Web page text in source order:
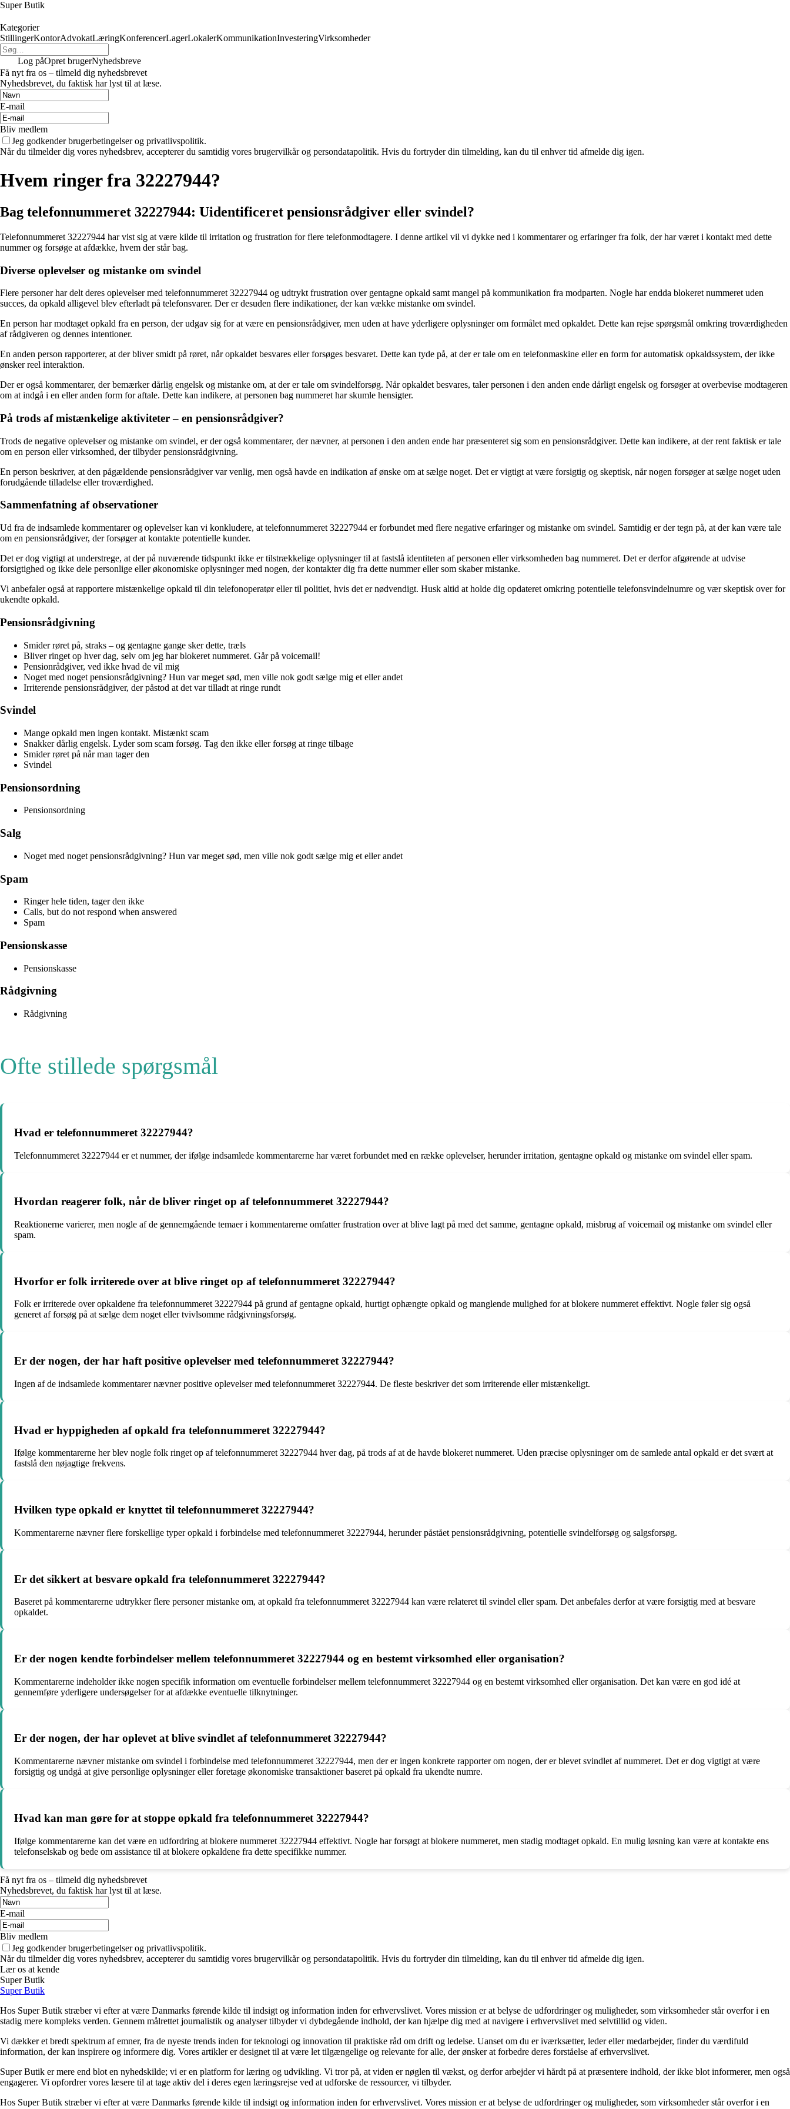
Super Butik
Kategorier
StillingerKontorAdvokatLæringKonferencerLagerLokalerKommunikationInvesteringVirksomheder
Log påOpret brugerNyhedsbreve
Få nyt fra os – tilmeld dig nyhedsbrevet
Nyhedsbrevet, du faktisk har lyst til at læse.
E-mail
Bliv medlem
Jeg godkender brugerbetingelser og privatlivspolitik.
Når du tilmelder dig vores nyhedsbrev, accepterer du samtidig vores brugervilkår og persondatapolitik. Hvis du fortryder din tilmelding, kan du til enhver tid afmelde dig igen.
Hvem ringer fra 32227944?
Bag telefonnummeret 32227944: Uidentificeret pensionsrådgiver eller svindel?
Telefonnummeret 32227944 har vist sig at være kilde til irritation og frustration for flere telefonmodtagere. I denne artikel vil vi dykke ned i kommentarer og erfaringer fra folk, der har været i kontakt med dette
nummer og forsøge at afdække, hvem der står bag.
Diverse oplevelser og mistanke om svindel
Flere personer har delt deres oplevelser med telefonnummeret 32227944 og udtrykt frustration over gentagne opkald samt mangel på kommunikation fra modparten. Nogle har endda blokeret nummeret uden
succes, da opkald alligevel blev efterladt på telefonsvarer. Der er desuden flere indikationer, der kan vække mistanke om svindel.
En person har modtaget opkald fra en person, der udgav sig for at være en pensionsrådgiver, men uden at have yderligere oplysninger om formålet med opkaldet. Dette kan rejse spørgsmål omkring troværdigheden
af ​​rådgiveren og dennes intentioner.
En anden person rapporterer, at der bliver smidt på røret, når opkaldet besvares eller forsøges besvaret. Dette kan tyde på, at der er tale om en telefonmaskine eller en form for automatisk opkaldssystem, der ikke
ønsker reel interaktion.
Der er også kommentarer, der bemærker dårlig engelsk og mistanke om, at der er tale om svindelforsøg. Når opkaldet besvares, taler personen i den anden ende dårligt engelsk og forsøger at overbevise modtageren
om at indgå i en eller anden form for aftale. Dette kan indikere, at personen bag nummeret har skumle hensigter.
På trods af mistænkelige aktiviteter – en pensionsrådgiver?
Trods de negative oplevelser og mistanke om svindel, er der også kommentarer, der nævner, at personen i den anden ende har præsenteret sig som en pensionsrådgiver. Dette kan indikere, at der rent faktisk er tale
om en person eller virksomhed, der tilbyder pensionsrådgivning.
En person beskriver, at den pågældende pensionsrådgiver var venlig, men også havde en indikation af ønske om at sælge noget. Det er vigtigt at være forsigtig og skeptisk, når nogen forsøger at sælge noget uden
forudgående tilladelse eller troværdighed.
Sammenfatning af observationer
Ud fra de indsamlede kommentarer og oplevelser kan vi konkludere, at telefonnummeret 32227944 er forbundet med flere negative erfaringer og mistanke om svindel. Samtidig er der tegn på, at der kan være tale
om en pensionsrådgiver, der forsøger at kontakte potentielle kunder.
Det er dog vigtigt at understrege, at der på nuværende tidspunkt ikke er tilstrækkelige oplysninger til at fastslå identiteten af personen eller virksomheden bag nummeret. Det er derfor afgørende at udvise
forsigtighed og ikke dele personlige eller økonomiske oplysninger med nogen, der kontakter dig fra dette nummer eller som skaber mistanke.
Vi anbefaler også at rapportere mistænkelige opkald til din telefonoperatør eller til politiet, hvis det er nødvendigt. Husk altid at holde dig opdateret omkring potentielle telefonsvindelnumre og vær skeptisk over for
ukendte opkald.
Pensionsrådgivning
Smider røret på, straks – og gentagne gange sker dette, træls
Bliver ringet op hver dag, selv om jeg har blokeret nummeret. Går på voicemail!
Pensionrådgiver, ved ikke hvad de vil mig
Noget med noget pensionsrådgivning? Hun var meget sød, men ville nok godt sælge mig et eller andet
Irriterende pensionsrådgiver, der påstod at det var tilladt at ringe rundt
Svindel
Mange opkald men ingen kontakt. Mistænkt scam
Snakker dårlig engelsk. Lyder som scam forsøg. Tag den ikke eller forsøg at ringe tilbage
Smider røret på når man tager den
Svindel
Pensionsordning
Pensionsordning
Salg
Noget med noget pensionsrådgivning? Hun var meget sød, men ville nok godt sælge mig et eller andet
Spam
Ringer hele tiden, tager den ikke
Calls, but do not respond when answered
Spam
Pensionskasse
Pensionskasse
Rådgivning
Rådgivning
Ofte stillede spørgsmål
Hvad er telefonnummeret 32227944?
Telefonnummeret 32227944 er et nummer, der ifølge indsamlede kommentarerne har været forbundet med en række oplevelser, herunder irritation, gentagne opkald og mistanke om svindel eller spam.
Hvordan reagerer folk, når de bliver ringet op af telefonnummeret 32227944?
Reaktionerne varierer, men nogle af de gennemgående temaer i kommentarerne omfatter frustration over at blive lagt på med det samme, gentagne opkald, misbrug af voicemail og mistanke om svindel eller
spam.
Hvorfor er folk irriterede over at blive ringet op af telefonnummeret 32227944?
Folk er irriterede over opkaldene fra telefonnummeret 32227944 på grund af gentagne opkald, hurtigt ophængte opkald og manglende mulighed for at blokere nummeret effektivt. Nogle føler sig også
generet af forsøg på at sælge dem noget eller tvivlsomme rådgivningsforsøg.
Er der nogen, der har haft positive oplevelser med telefonnummeret 32227944?
Ingen af de indsamlede kommentarer nævner positive oplevelser med telefonnummeret 32227944. De fleste beskriver det som irriterende eller mistænkeligt.
Hvad er hyppigheden af opkald fra telefonnummeret 32227944?
Ifølge kommentarerne her blev nogle folk ringet op af telefonnummeret 32227944 hver dag, på trods af at de havde blokeret nummeret. Uden præcise oplysninger om de samlede antal opkald er det svært at
fastslå den nøjagtige frekvens.
Hvilken type opkald er knyttet til telefonnummeret 32227944?
Kommentarerne nævner flere forskellige typer opkald i forbindelse med telefonnummeret 32227944, herunder påstået pensionsrådgivning, potentielle svindelforsøg og salgsforsøg.
Er det sikkert at besvare opkald fra telefonnummeret 32227944?
Baseret på kommentarerne udtrykker flere personer mistanke om, at opkald fra telefonnummeret 32227944 kan være relateret til svindel eller spam. Det anbefales derfor at være forsigtig med at besvare
opkaldet.
Er der nogen kendte forbindelser mellem telefonnummeret 32227944 og en bestemt virksomhed eller organisation?
Kommentarerne indeholder ikke nogen specifik information om eventuelle forbindelser mellem telefonnummeret 32227944 og en bestemt virksomhed eller organisation. Det kan være en god idé at
gennemføre yderligere undersøgelser for at afdække eventuelle tilknytninger.
Er der nogen, der har oplevet at blive svindlet af telefonnummeret 32227944?
Kommentarerne nævner mistanke om svindel i forbindelse med telefonnummeret 32227944, men der er ingen konkrete rapporter om nogen, der er blevet svindlet af nummeret. Det er dog vigtigt at være
forsigtig og undgå at give personlige oplysninger eller foretage økonomiske transaktioner baseret på opkald fra ukendte numre.
Hvad kan man gøre for at stoppe opkald fra telefonnummeret 32227944?
Ifølge kommentarerne kan det være en udfordring at blokere nummeret 32227944 effektivt. Nogle har forsøgt at blokere nummeret, men stadig modtaget opkald. En mulig løsning kan være at kontakte ens
telefonselskab og bede om assistance til at blokere opkaldene fra dette specifikke nummer.
Få nyt fra os – tilmeld dig nyhedsbrevet
Nyhedsbrevet, du faktisk har lyst til at læse.
E-mail
Bliv medlem
Jeg godkender brugerbetingelser og privatlivspolitik.
Når du tilmelder dig vores nyhedsbrev, accepterer du samtidig vores brugervilkår og persondatapolitik. Hvis du fortryder din tilmelding, kan du til enhver tid afmelde dig igen.
Lær os at kende
Super Butik
Super Butik
Hos Super Butik stræber vi efter at være Danmarks førende kilde til indsigt og information inden for erhvervslivet. Vores mission er at belyse de udfordringer og muligheder, som virksomheder står overfor i en
stadig mere kompleks verden. Gennem målrettet journalistik og analyser tilbyder vi dybdegående indhold, der kan hjælpe dig med at navigere i erhvervslivet med selvtillid og viden.
Vi dækker et bredt spektrum af emner, fra de nyeste trends inden for teknologi og innovation til praktiske råd om drift og ledelse. Uanset om du er iværksætter, leder eller medarbejder, finder du værdifuld
information, der kan inspirere og informere dig. Vores artikler er designet til at være let tilgængelige og relevante for alle, der ønsker at forbedre deres forståelse af erhvervslivet.
Super Butik er mere end blot en nyhedskilde; vi er en platform for læring og udvikling. Vi tror på, at viden er nøglen til vækst, og derfor arbejder vi hårdt på at præsentere indhold, der ikke blot informerer, men også
engagerer. Vi opfordrer vores læsere til at tage aktiv del i deres egen læringsrejse ved at udforske de ressourcer, vi tilbyder.
Hos Super Butik stræber vi efter at være Danmarks førende kilde til indsigt og information inden for erhvervslivet. Vores mission er at belyse de udfordringer og muligheder, som virksomheder står overfor i en